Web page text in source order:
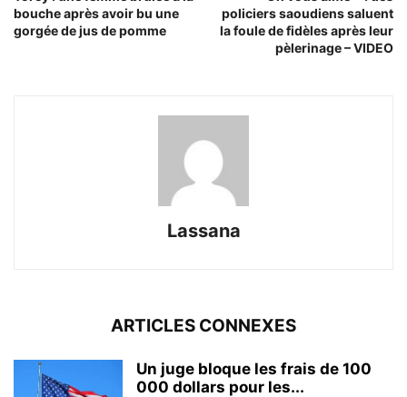
bouche après avoir bu une
gorgée de jus de pomme
policiers saoudiens saluent
la foule de fidèles après leur
pèlerinage – VIDEO
Lassana
ARTICLES CONNEXES
Un juge bloque les frais de 100
000 dollars pour les...